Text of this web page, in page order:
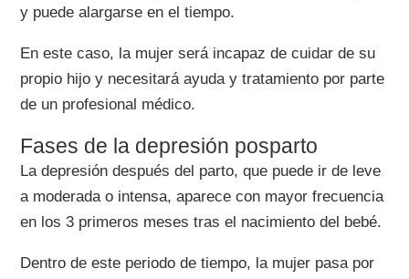
y puede alargarse en el tiempo.
En este caso, la mujer será incapaz de cuidar de su
propio hijo y necesitará ayuda y tratamiento por parte
de un profesional médico.
Fases de la depresión posparto
La depresión después del parto, que puede ir de leve
a moderada o intensa, aparece con mayor frecuencia
en los 3 primeros meses tras el nacimiento del bebé.
Dentro de este periodo de tiempo, la mujer pasa por